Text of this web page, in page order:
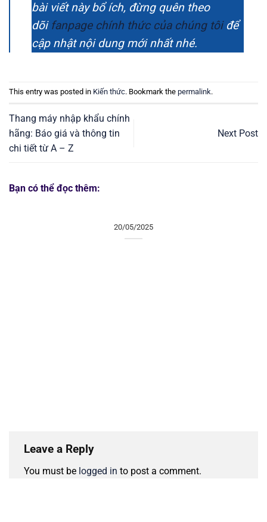
bài viết này bổ ích, đừng quên theo
dõi fanpage chính thức của chúng tôiđể
cập nhật nội dung mới nhất nhé.
This entry was posted in Kiến thức. Bookmark the permalink.
Thang máy nhập khẩu chính
hãng: Báo giá và thông tin
chi tiết từ A – Z
Next Post
Bạn có thể đọc thêm:
20/05/2025
Leave a Reply
You must be logged in to post a comment.